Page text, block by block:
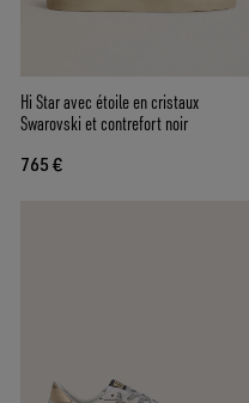
Hi Star avec étoile en cristaux
Swarovski et contrefort noir
765 €